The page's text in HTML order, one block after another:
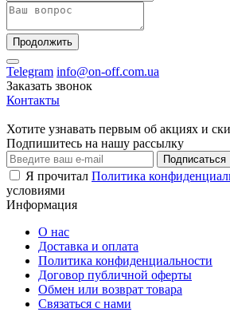
Продолжить
Telegram info@on-off.com.ua
Заказать звонок
Контакты
Хотите узнавать первым об акциях и
Подпишитесь на нашу рассылку
Подписаться
Я прочитал Политика
условиями
Информация
О нас
Доставка и оплата
Политика конфиденциальности
Договор публичной оферты
Обмен или возврат товара
Связаться с нами